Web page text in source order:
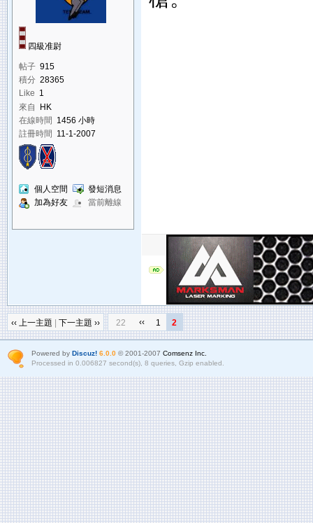
四級准尉
帖子 915
積分 28365
Like 1
來自
HK
在線時間 1456 小時
註冊時間
11-1-2007
個人空間
發短消息
加為好友
當前離線
‹‹ 上一主題 下一主題 ›› 22 ‹‹ 1 2
Powered by Discuz! 6.0.0© 2001-2007 Comsenz Inc.
Processed in 0.006827 second(s), 8 queries, Gzip enabled.